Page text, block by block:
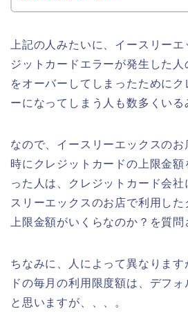
上記の人みたいに、イースリー
ジットカードエラーが発生した
をオーバーしてしまったためにク
ーになってしまう人も数多くいる
なので、イースリーエックスのお
時にクレジットカードの上限金額
った人は、クレジットカード会
スリーエックスのお店で利用し
上限金額がいくらなのか？を質
ちなみに、人によって異なりま
ドの毎月の利用限度額は、デフ
と思いますが、、、。